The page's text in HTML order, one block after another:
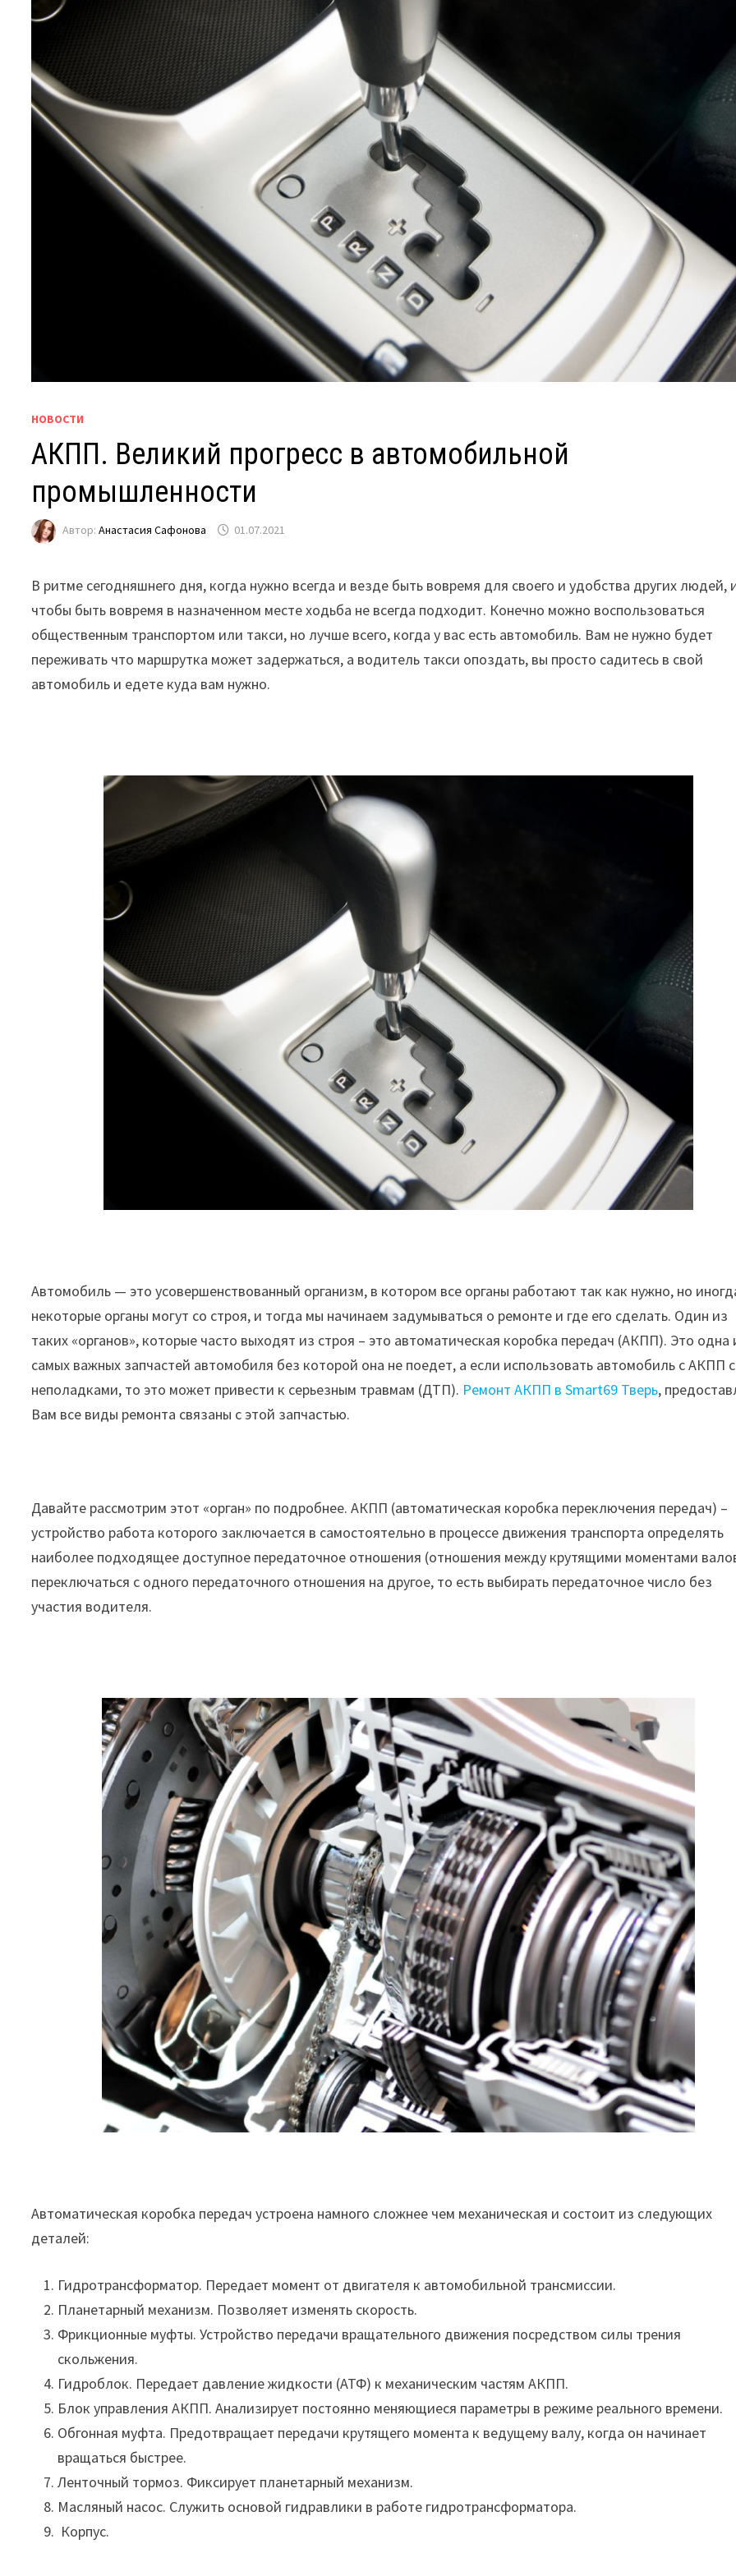
НОВОСТИ
АКПП. Великий прогресс в автомобильной
промышленности
Автор:Анастасия Сафонова 01.07.2021
В ритме сегодняшнего дня, когда нужно всегда и везде быть вовремя для своего и удобства других людей,
чтобы быть вовремя в назначенном месте ходьба не всегда подходит. Конечно можно воспользоваться
общественным транспортом или такси, но лучше всего, когда у вас есть автомобиль. Вам не нужно будет
переживать что маршрутка может задержаться, а водитель такси опоздать, вы просто садитесь в свой
автомобиль и едете куда вам нужно.
Автомобиль — это усовершенствованный организм, в котором все органы работают так как нужно, но
некоторые органы могут со строя, и тогда мы начинаем задумываться о ремонте и где его сделать. Один из
таких «органов», которые часто выходят из строя – это автоматическая коробка передач (АКПП). Это одна
самых важных запчастей автомобиля без которой она не поедет, а если использовать автомобиль с АКПП с
неполадками, то это может привести к серьезным травмам (ДТП). Ремонт АКПП в Smart69 Тверь,
Вам все виды ремонта связаны с этой запчастью.
Давайте рассмотрим этот «орган» по подробнее. АКПП (автоматическая коробка переключения передач) –
устройство работа которого заключается в самостоятельно в процессе движения транспорта определять
наиболее подходящее доступное передаточное отношения (отношения между крутящими моментами
переключаться с одного передаточного отношения на другое, то есть выбирать передаточное число без
участия водителя.
Автоматическая коробка передач устроена намного сложнее чем механическая и состоит из следующих
деталей:
Гидротрансформатор. Передает момент от двигателя к автомобильной трансмиссии.
Планетарный механизм. Позволяет изменять скорость.
Фрикционные муфты. Устройство передачи вращательного движения посредством силы трения
скольжения.
Гидроблок. Передает давление жидкости (АТФ) к механическим частям АКПП.
Блок управления АКПП. Анализирует постоянно меняющиеся параметры в режиме реального времени.
Обгонная муфта. Предотвращает передачи крутящего момента к ведущему валу, когда он начинает
вращаться быстрее.
Ленточный тормоз. Фиксирует планетарный механизм.
Масляный насос. Служить основой гидравлики в работе гидротрансформатора.
Корпус.